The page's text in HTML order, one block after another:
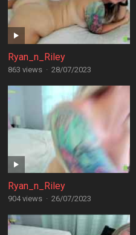
Ryan_n_Riley
863 views · 28/07/2023
Ryan_n_Riley
904 views · 26/07/2023